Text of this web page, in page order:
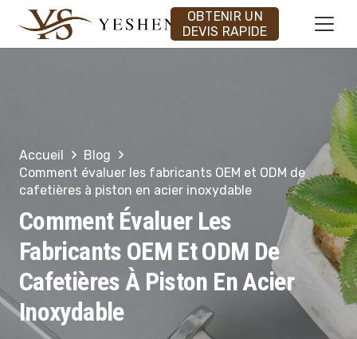
OBTENIR UN
DEVIS RAPIDE
Accueil
Blog
Comment évaluer les fabricants OEM et ODM de
cafetières à piston en acier inoxydable
Comment Évaluer Les
Fabricants OEM Et ODM De
Cafetières À Piston En Acier
Inoxydable